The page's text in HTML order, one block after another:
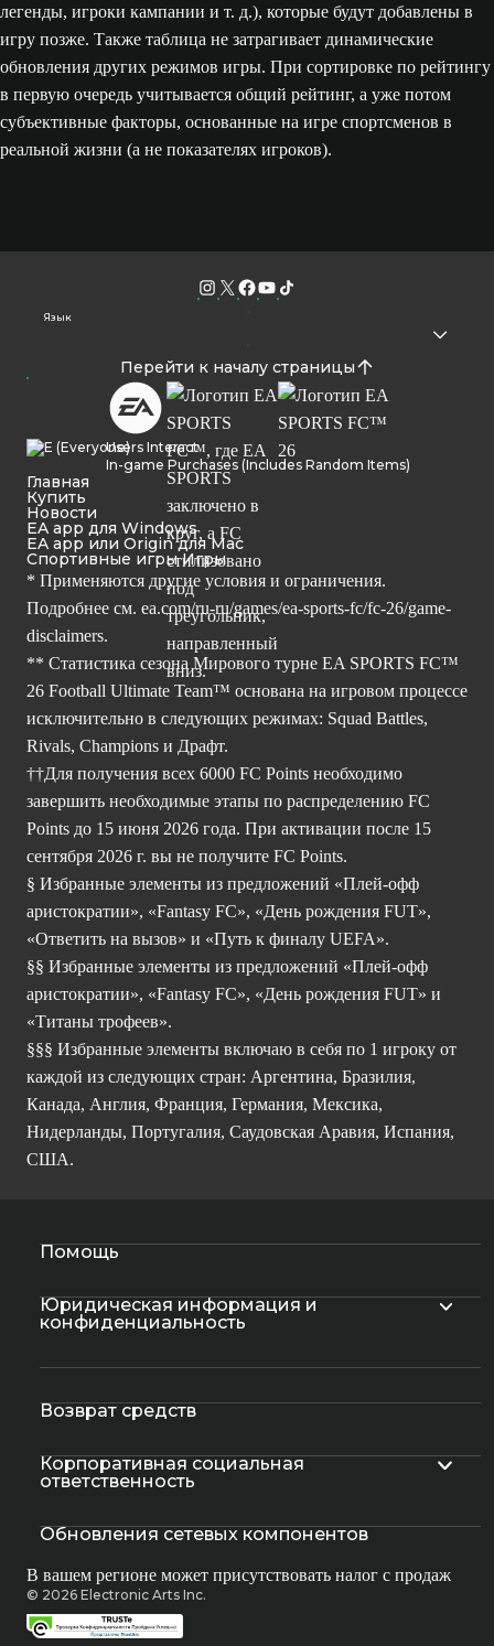
легенды, игроки кампании и т. д.), которые будут добавлены в
игру позже. Также таблица не затрагивает динамические
обновления других режимов игры. При сортировке по рейтингу
в первую очередь учитывается общий рейтинг, а уже потом
субъективные факторы, основанные на игре спортсменов в
реальной жизни (а не показателях игроков).
Язык
Перейти к началу страницы
Users Interact
In-game Purchases (Includes Random Items)
Главная
Купить
Новости
EA app для Windows
EA app или Origin для Mac
Спортивные игры Игры
* Применяются другие условия и ограничения.
Подробнее см. ea.com/ru-ru/games/ea-sports-fc/fc-26/game-
disclaimers.
** Статистика сезона Мирового турне EA SPORTS FC™
26 Football Ultimate Team™ основана на игровом процессе
исключительно в следующих режимах: Squad Battles,
Rivals, Champions и Драфт.
††Для получения всех 6000 FC Points необходимо
завершить необходимые этапы по распределению FC
Points до 15 июня 2026 года. При активации после 15
сентября 2026 г. вы не получите FC Points.
§ Избранные элементы из предложений «Плей-офф
аристократии», «Fantasy FC», «День рождения FUT»,
«Ответить на вызов» и «Путь к финалу UEFA».
§§ Избранные элементы из предложений «Плей-офф
аристократии», «Fantasy FC», «День рождения FUT» и
«Титаны трофеев».
§§§ Избранные элементы включаю в себя по 1 игроку от
каждой из следующих стран: Аргентина, Бразилия,
Канада, Англия, Франция, Германия, Мексика,
Нидерланды, Португалия, Саудовская Аравия, Испания,
США.
Помощь
Юридическая информация и
конфиденциальность
Возврат средств
Корпоративная социальная
ответственность
Обновления сетевых компонентов
В вашем регионе может присутствовать налог с продаж
© 2026 Electronic Arts Inc.